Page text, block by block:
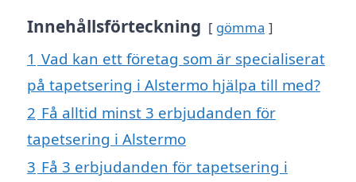
Innehållsförteckning gömma
1 Vad kan ett företag som är specialiserat
på tapetsering i Alstermo hjälpa till med?
2 Få alltid minst 3 erbjudanden för
tapetsering i Alstermo
3 Få 3 erbjudanden för tapetsering i